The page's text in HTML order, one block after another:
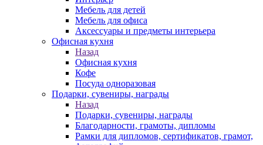
Мебель для детей
Мебель для офиса
Аксессуары и предметы интерьера
Офисная кухня
Назад
Офисная кухня
Кофе
Посуда одноразовая
Подарки, сувениры, награды
Назад
Подарки, сувениры, награды
Благодарности, грамоты, дипломы
Рамки для дипломов, сертификатов, грамот,